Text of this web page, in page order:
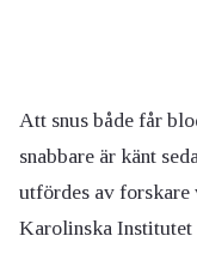
Att snus både får
snabbare är känt
utfördes av
Karolinska